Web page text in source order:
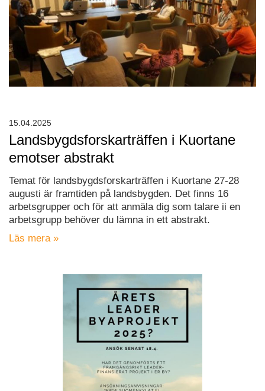
Landsbygdsforskarträffen i Kuortane
emotser abstrakt
Temat för landsbygdsforskarträffen i Kuortane 27-28
augusti är framtiden på landsbygden. Det finns 16
arbetsgrupper och för att anmäla dig som talare ii en
arbetsgrupp behöver du lämna in ett abstrakt.
Läs mera »
15.04.2025